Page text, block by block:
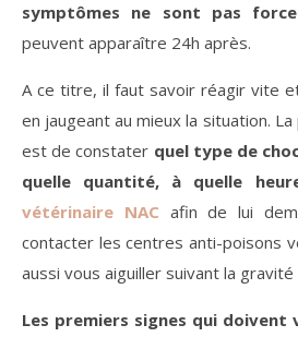
symptômes ne sont pas
peuvent apparaître 24h après.
A ce titre, il faut savoir réagir vite
en jaugeant au mieux la situation.
est de constater quel type de
quelle quantité, à quelle
vétérinaire NAC afin de lui
contacter les centres anti-poisons
aussi vous aiguiller suivant la
Les premiers signes qui